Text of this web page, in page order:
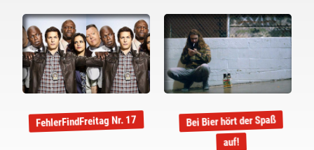
FehlerFindFreitag Nr. 17 Bei Bier hört der Spaß
auf!